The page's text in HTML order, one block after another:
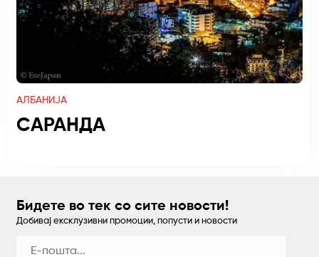
АЛБАНИЈА
САРАНДА
Бидете во тек со сите новости!
Добивај ексклузивни промоции, попусти и новости